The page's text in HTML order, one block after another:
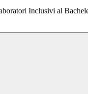
Inclusivi al